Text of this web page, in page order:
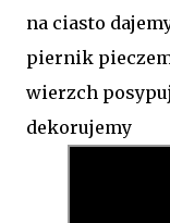
na ciasto
piernik
wierzch
dekorujemy